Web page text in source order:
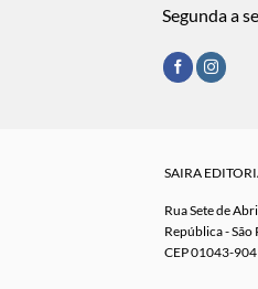
Segunda a
SAIRA
Rua Sete de
República - São
CEP 01043-904